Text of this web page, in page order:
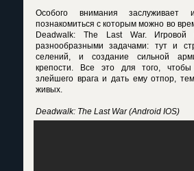
Особого внимания заслуживает
познакомиться с которым можно во
Deadwalk: The Last War. Игровой
разнообразными задачами: тут и
селений, и создание сильной
крепости. Все это для того, чтобы
злейшего врага и дать ему отпор,
живых.
Deadwalk: The Last War (Android IOS)